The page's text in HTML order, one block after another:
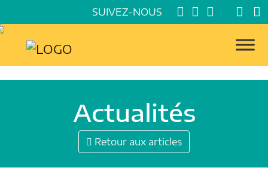
SUIVEZ-NOUS
Actualités
Retour aux articles